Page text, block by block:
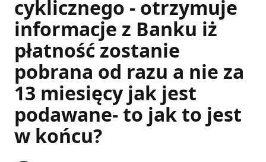
cyklicznego - otrzymuje
informacje z Banku iż
płatność zostanie
pobrana od razu a nie za
13 miesięcy jak jest
podawane- to jak to jest
w końcu?